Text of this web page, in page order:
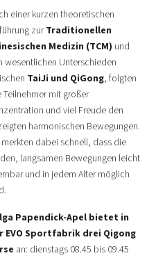
einer kurzen theoretischen
zurTraditionellen
Medizin (TCM) und
wesentlichen Unterschieden
TaiJi und QiGong, folgten
Teilnehmer mit großer
und viel Freude den
harmonischen Bewegungen.
merkten dabei schnell, dass die
langsamen Bewegungen leicht
und in jedem Alter möglich
Papendick-Apel bietet in
EVO Sportfabrik drei Qigong
an: dienstags 08.45 bis 09.45